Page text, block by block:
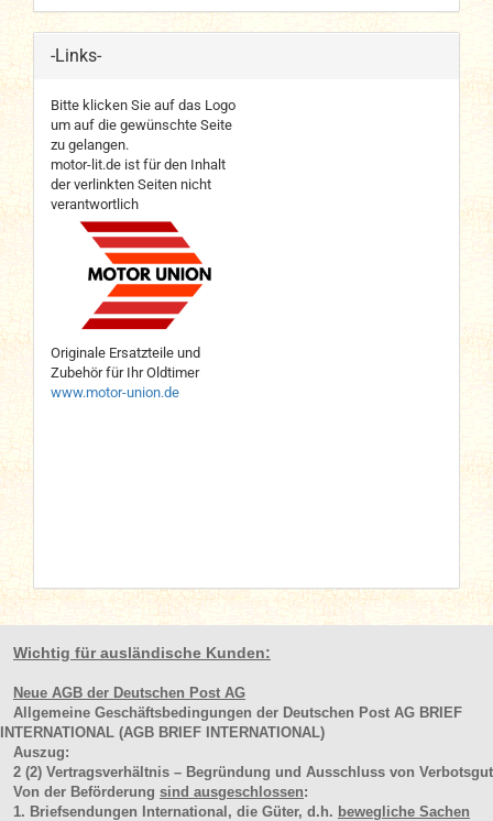
-Links-
Bitte klicken Sie auf das Logo
um auf die gewünschte Seite
zu gelangen.
motor-lit.de ist für den Inhalt
der verlinkten Seiten nicht
verantwortlich
Originale Ersatzteile und
Zubehör für Ihr Oldtimer
www.motor-union.de
Wichtig für ausländische Kunden:
Neue AGB der Deutschen Post AG
Allgemeine Geschäftsbedingungen der Deutschen Post AG BRIEF
INTERNATIONAL (AGB BRIEF INTERNATIONAL)
Auszug:
2 (2) Vertragsverhältnis – Begründung und Ausschluss von Verbotsgut
Von der Beförderung sind ausgeschlossen:
1. Briefsendungen International, die Güter, d.h. bewegliche Sachen